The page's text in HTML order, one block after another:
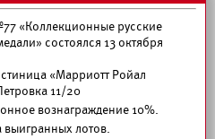
«Коллекционные русские
состоялся 13 октября
«Марриотт Ройал
11/20
вознаграждение 10%.
выигранных лотов.